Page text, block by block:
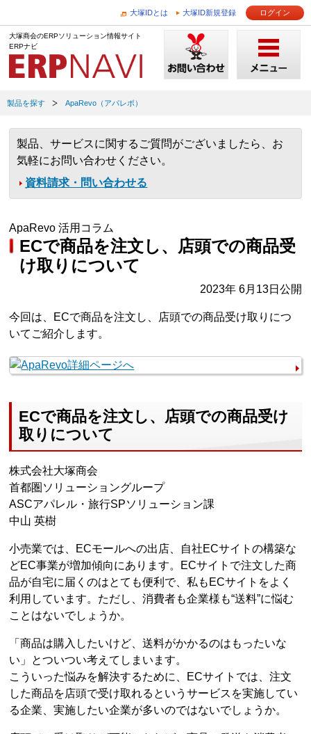
大塚IDとは 大塚ID新規登録 ログイン
大塚商会のERPソリューション情報サイト
ERPナビ
製品を探す ApaRevo（アパレボ）
製品、サービスに関するご質問がございましたら、お
気軽にお問い合わせください。
資料請求・問い合わせる
ApaRevo 活用コラム
ECで商品を注文し、店頭での商品受
け取りについて
2023年 6月13日公開
今回は、ECで商品を注文し、店頭での商品受け取りにつ
いてご紹介します。
ECで商品を注文し、店頭での商品受け
取りについて
株式会社大塚商会
首都圏ソリューショングループ
ASCアパレル・旅行SPソリューション課
中山 英樹
小売業では、ECモールへの出店、自社ECサイトの構築な
どEC事業が増加傾向にあります。ECサイトで注文した商
品が自宅に届くのはとても便利で、私もECサイトをよく
利用しています。ただし、消費者も企業様も“送料”に悩む
ことはないでしょうか。
「商品は購入したいけど、送料がかかるのはもったいな
い」とついつい考えてしまいます。
こういった悩みを解決するために、ECサイトでは、注文
した商品を店頭で受け取れるというサービスを実施してい
る企業、実施したい企業が多いのではないでしょうか。